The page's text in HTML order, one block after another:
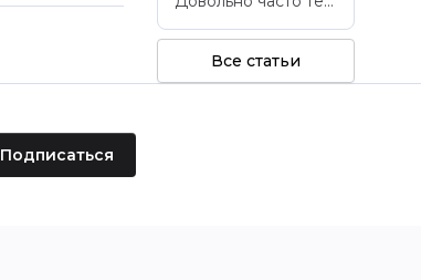
Все статьи
Подписаться